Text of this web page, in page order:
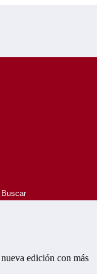
edición con más